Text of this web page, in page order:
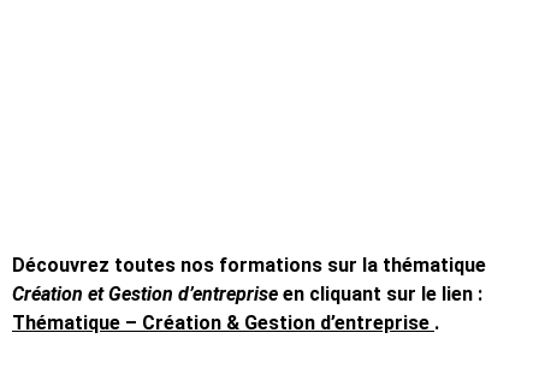
Découvrez toutes nos formations sur la thématique
Création et Gestion d’entreprise en cliquant sur le lien :
Thématique – Création & Gestion d’entreprise .